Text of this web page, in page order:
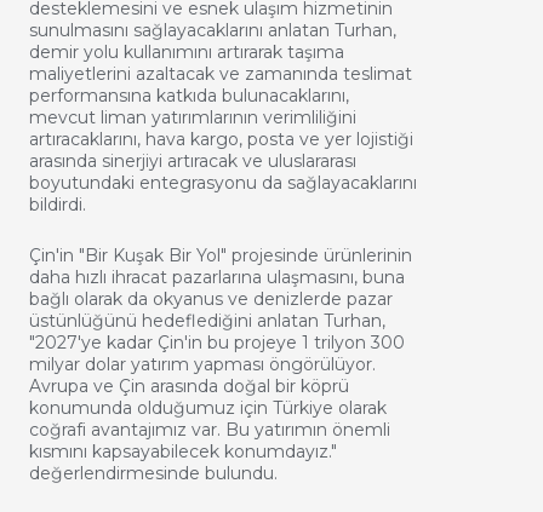
desteklemesini ve esnek ulaşım hizmetinin
sunulmasını sağlayacaklarını anlatan Turhan,
demir yolu kullanımını artırarak taşıma
maliyetlerini azaltacak ve zamanında teslimat
performansına katkıda bulunacaklarını,
mevcut liman yatırımlarının verimliliğini
artıracaklarını, hava kargo, posta ve yer lojistiği
arasında sinerjiyi artıracak ve uluslararası
boyutundaki entegrasyonu da sağlayacaklarını
bildirdi.
Çin'in "Bir Kuşak Bir Yol" projesinde ürünlerinin
daha hızlı ihracat pazarlarına ulaşmasını, buna
bağlı olarak da okyanus ve denizlerde pazar
üstünlüğünü hedeflediğini anlatan Turhan,
"2027'ye kadar Çin'in bu projeye 1 trilyon 300
milyar dolar yatırım yapması öngörülüyor.
Avrupa ve Çin arasında doğal bir köprü
konumunda olduğumuz için Türkiye olarak
coğrafi avantajımız var. Bu yatırımın önemli
kısmını kapsayabilecek konumdayız."
değerlendirmesinde bulundu.